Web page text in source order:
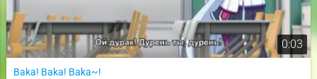
0:03
Baka! Baka! Baka~!